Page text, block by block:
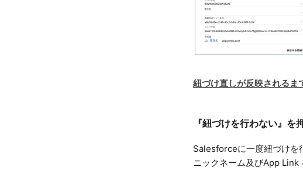
紐づけ直しが反映されるま
『紐づけを行わない』を
Salesforceに一度紐づけを
ニックネーム及びApp Link